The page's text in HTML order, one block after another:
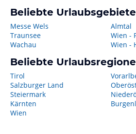
Beliebte Urlaubsgebiete
Messe Wels
Traunsee
Wachau
Almtal
Wien -
Wien -
Beliebte
Tirol
Salzburger Land
Steiermark
Kärnten
Wien